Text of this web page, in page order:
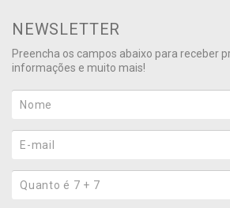
NEWSLETTER
Preencha os campos abaixo para receber
informações e muito mais!